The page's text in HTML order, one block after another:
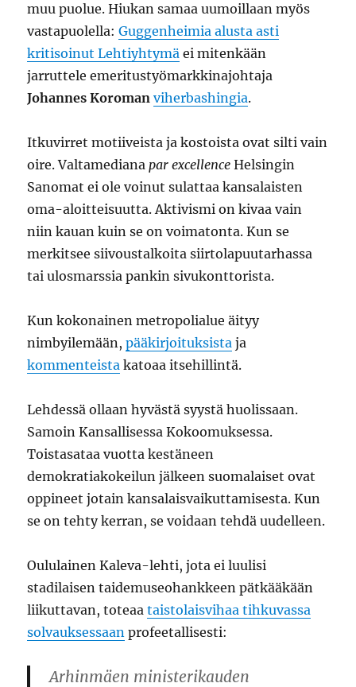
muu puolue. Hiukan samaa uumoillaan myös
vastapuolella:Guggenheimia alusta asti
kritisoinut Lehtiyhtymä ei mitenkään
jarruttele emeritustyömarkkinajohtaja
Johannes Koroman viherbashingia.
Itkuvirret motiiveista ja kostoista ovat silti vain
oire. Valtamedianapar excellence Helsingin
Sanomat ei ole voinut sulattaa kansalaisten
oma-aloitteisuutta. Aktivismi on kivaa vain
niin kauan kuin se on voimatonta. Kun se
merkitsee siivoustalkoita siirtolapuutarhassa
tai ulosmarssia pankin sivukonttorista.
Kun kokonainen metropolialue äityy
nimbyilemään,pääkirjoituksista ja
kommenteista katoaa itsehillintä.
Lehdessä ollaan hyvästä syystä huolissaan.
Samoin Kansallisessa Kokoomuksessa.
Toistasataa vuotta kestäneen
demokratiakokeilun jälkeen suomalaiset ovat
oppineet jotain kansalaisvaikuttamisesta. Kun
se on tehty kerran, se voidaan tehdä uudelleen.
Oululainen Kaleva-lehti, jota ei luulisi
stadilaisen taidemuseohankkeen pätkääkään
liikuttavan, toteaataistolaisvihaa tihkuvassa
solvauksessaan profeetallisesti:
Arhinmäen ministerikauden